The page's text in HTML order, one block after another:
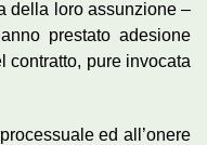
della loro assunzione –
prestato adesione
contratto, pure invocata
ed all’onere